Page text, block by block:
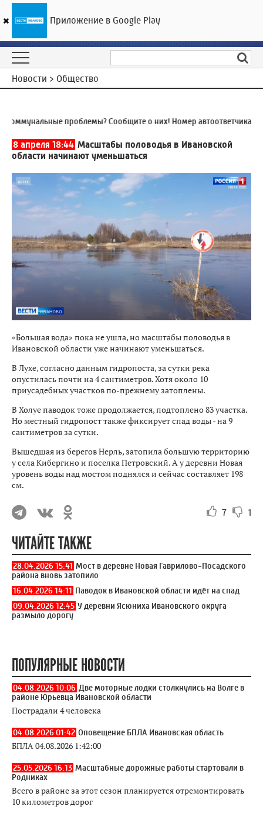
ГТРК «Ивтелерадио»
Новости > Общество
проблемы? Сообщите о них! Номер автоответчика:8
8 апреля 18:44 Масштабы половодья в Ивановской
области начинают уменьшаться
«Большая вода» пока не ушла, но масштабы половодья в
Ивановской области уже начинают уменьшаться.
В Лухе, согласно данным гидропоста, за сутки река
опустилась почти на 4 сантиметров. Хотя около 10
приусадебных участков по-прежнему затоплены.
В Холуе паводок тоже продолжается, подтоплено 83 участка.
Но местный гидропост также фиксирует спад воды - на 9
сантиметров за сутки.
Вышедшая из берегов Нерль, затопила большую территорию
у села Кибергино и поселка Петровский. А у деревни Новая
уровень воды над мостом поднялся и сейчас составляет 198
см.
7 1
ЧИТАЙТЕ ТАКЖЕ
28.04.2026 15:41 Мост в деревне Новая Гаврилово-Посадского
района вновь затопило
16.04.2026 14:11 Паводок в Ивановской области идёт на спад
09.04.2026 12:45 У деревни Ясюниха Ивановского округа
размыло дорогу
ПОПУЛЯРНЫЕ НОВОСТИ
04.08.2026 10:06 Две моторные лодки столкнулись на Волге в
районе Юрьевца Ивановской области
Пострадали 4 человека
04.08.2026 01:42 Оповещение БПЛА Ивановская область
БПЛА 04.08.2026 1:42:00
25.05.2026 16:13 Масштабные дорожные работы стартовали в
Родниках
Всего в районе за этот сезон планируется отремонтировать
10 километров дорог
Приложение в Google Play